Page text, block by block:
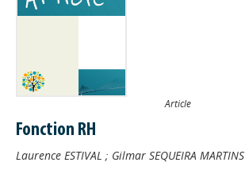
Article
Fonction RH
Laurence ESTIVAL ; Gilmar SEQUEIRA MARTINS